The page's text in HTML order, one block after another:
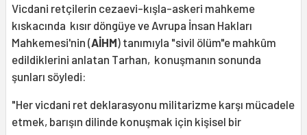
Vicdani retçilerin cezaevi-kışla-askeri mahkeme
kıskacında kısır döngüye ve Avrupa İnsan Hakları
Mahkemesi'nin (AİHM) tanımıyla "sivil ölüm"e mahkûm
edildiklerini anlatan Tarhan, konuşmanın sonunda
şunları söyledi:
"Her vicdani ret deklarasyonu militarizme karşı mücadele
etmek, barışın dilinde konuşmak için kişisel bir